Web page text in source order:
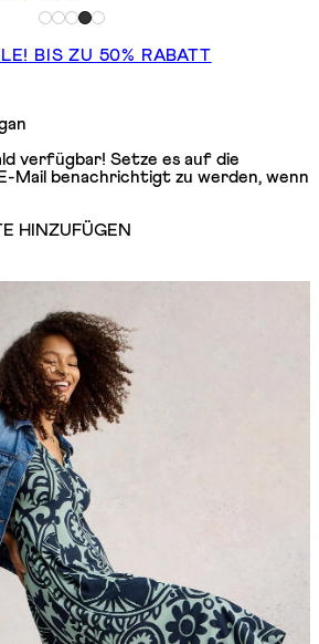
BIS ZU 50% RABATT
verfügbar! Setze es auf die
Mail benachrichtigt zu werden, wenn
HINZUFÜGEN